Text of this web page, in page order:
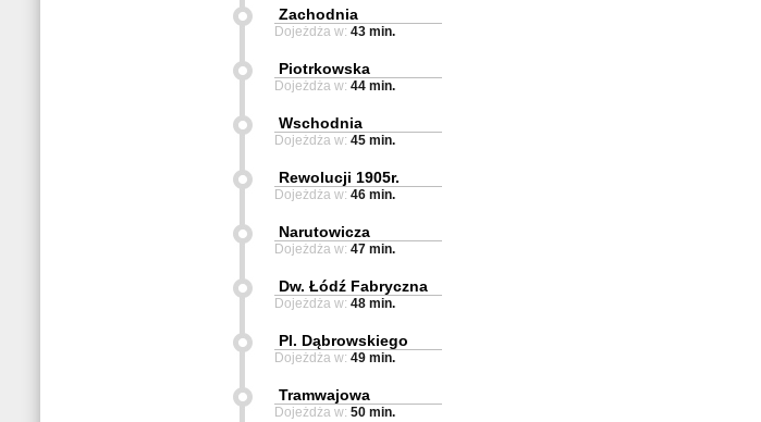
Zachodnia
Dojeżdża w: 43 min.
Piotrkowska
Dojeżdża w: 44 min.
Wschodnia
Dojeżdża w: 45 min.
Rewolucji 1905r.
Dojeżdża w: 46 min.
Narutowicza
Dojeżdża w: 47 min.
Dw. Łódź Fabryczna
Dojeżdża w: 48 min.
Pl. Dąbrowskiego
Dojeżdża w: 49 min.
Tramwajowa
Dojeżdża w: 50 min.